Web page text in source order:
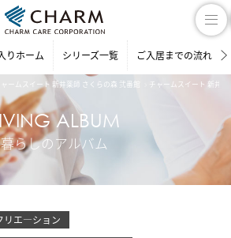
りホーム シリーズ一覧 ご入居までの流れ
ャームスイート 新井薬師 さくらの森 弐番館 チャームスイート 新井
ALBUM
暮らしのアルバム
リエ―ション